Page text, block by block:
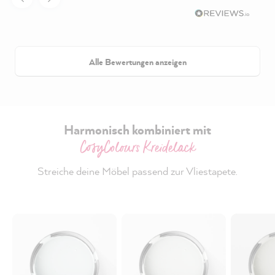
Alle Bewertungen anzeigen
Harmonisch kombiniert mit
CosyColours Kreidelack
Streiche deine Möbel passend zur Vliestapete.